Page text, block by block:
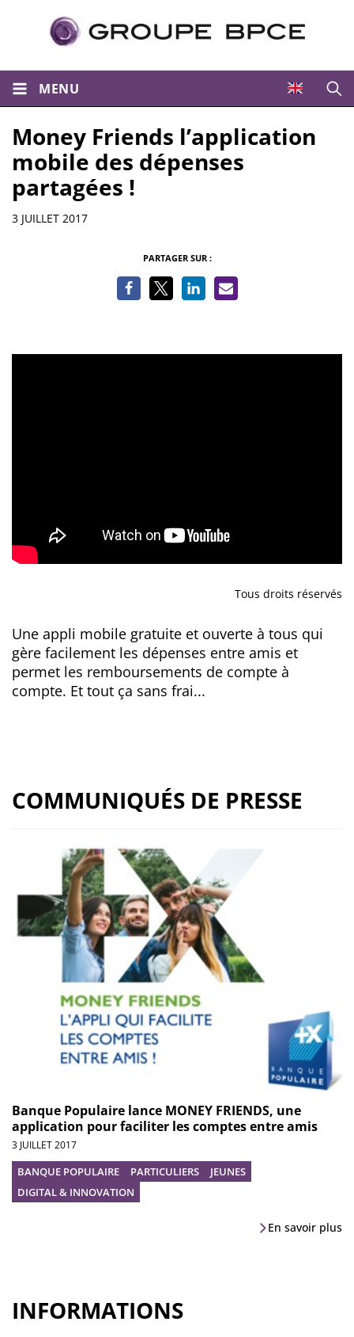
MENU
Money Friends l’application
mobile des dépenses
partagées !
Informations
3 JUILLET 2017
PARTAGER SUR :
Tous droits réservés
Une appli mobile gratuite et ouverte à tous qui
gère facilement les dépenses entre amis et
permet les remboursements de compte à
compte. Et tout ça sans frai...
COMMUNIQUÉS DE PRESSE
Banque Populaire lance MONEY FRIENDS, une
application pour faciliter les comptes entre amis
3 JUILLET 2017
BANQUE POPULAIRE PARTICULIERS
JEUNES
DIGITAL & INNOVATION
En savoir plus
INFORMATIONS